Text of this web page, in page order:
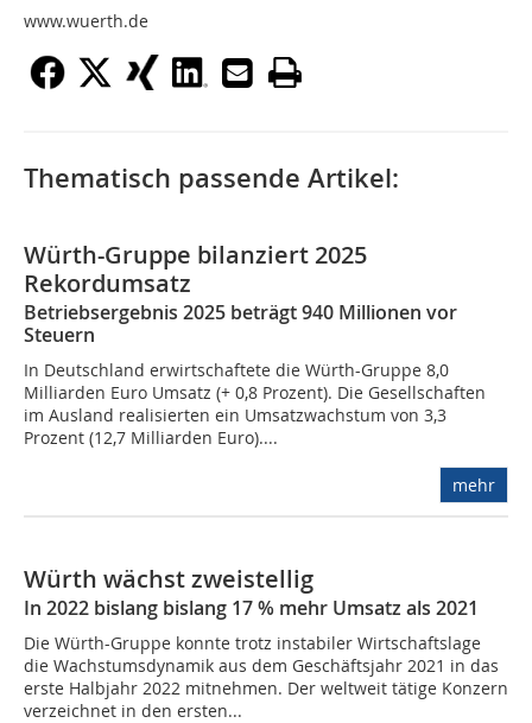
www.wuerth.de
Thematisch passende Artikel:
Würth-Gruppe bilanziert 2025
Rekordumsatz
Betriebsergebnis 2025 beträgt 940 Millionen vor
Steuern
In Deutschland erwirtschaftete die Würth-Gruppe 8,0
Milliarden Euro Umsatz (+ 0,8 Prozent). Die Gesellschaften
im Ausland realisierten ein Umsatzwachstum von 3,3
Prozent (12,7 Milliarden Euro)....
mehr
Würth wächst zweistellig
In 2022 bislang bislang 17 % mehr Umsatz als 2021
Die Würth-Gruppe konnte trotz instabiler Wirtschaftslage
die Wachstumsdynamik aus dem Geschäftsjahr 2021 in das
erste Halbjahr 2022 mitnehmen. Der weltweit tätige Konzern
verzeichnet in den ersten...